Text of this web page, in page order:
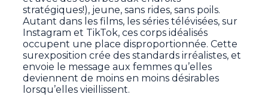
stratégiques!), jeune, sans rides, sans poils.
Autant dans les films, les séries télévisées, sur
Instagram et TikTok, ces corps idéalisés
occupent une place disproportionnée. Cette
surexposition crée des standards irréalistes, et
envoie le message aux femmes qu’elles
deviennent de moins en moins désirables
lorsqu’elles vieillissent.